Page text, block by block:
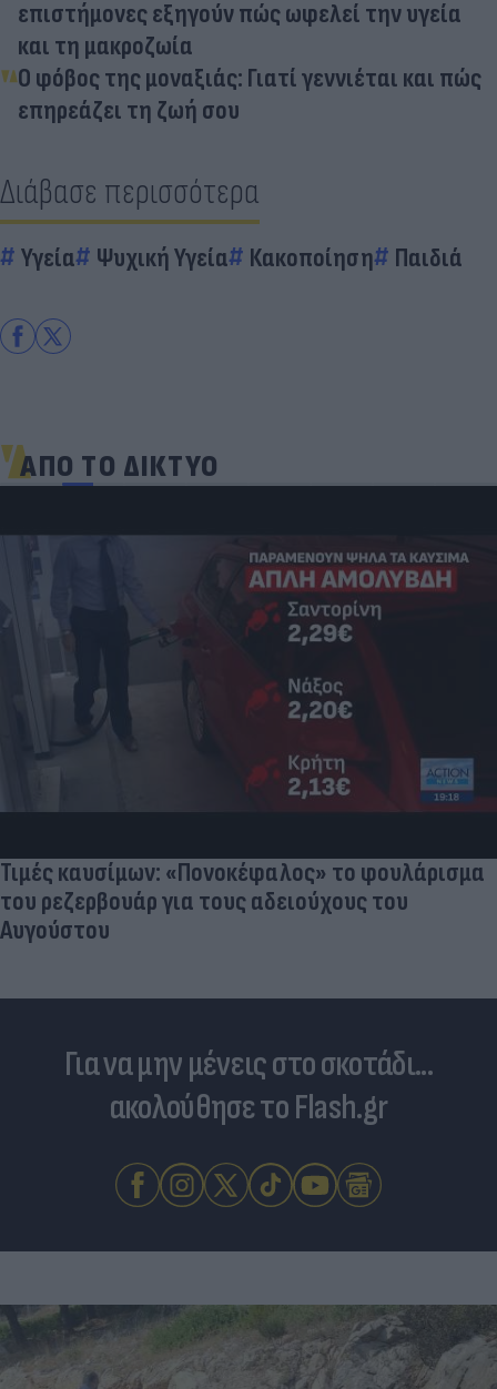
επιστήμονες εξηγούν πώς ωφελεί την υγεία
και τη μακροζωία
Ο φόβος της μοναξιάς: Γιατί γεννιέται και πώς
επηρεάζει τη ζωή σου
Διάβασε περισσότερα
Υγεία Ψυχική Υγεία Κακοποίηση Παιδιά
ΑΠΟ ΤΟ ΔΙΚΤΥΟ
Τιμές καυσίμων: «Πονοκέφαλος» το φουλάρισμα
του ρεζερβουάρ για τους αδειούχους του
Αυγούστου
Για να μην μένεις στο σκοτάδι...
ακολούθησε το Flash.gr